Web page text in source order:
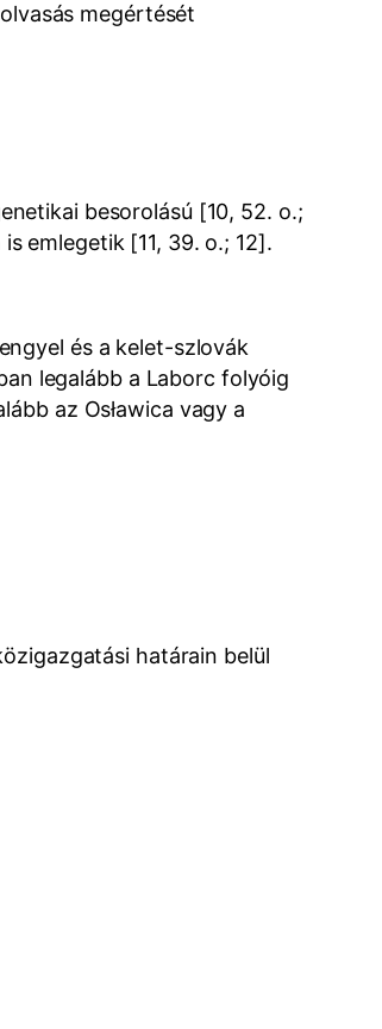
megértését
besorolású [10, 52. o.;
emlegetik [11, 39. o.; 12].
és a kelet-szlovák
legalább a Laborc folyóig
az Osławica vagy a
határain belül